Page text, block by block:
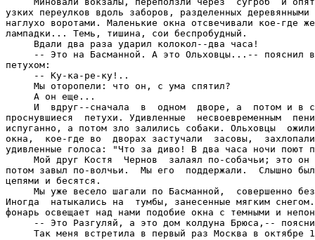
узких переулков вдоль заборов, разделенных
наглухо воротами. Маленькие окна отсвечивали кое-где
лампадки... Темь, тишина, сои беспробудный.
     Вдали два раза ударил колокол--два часа!
-- Это на Басманной. А это Ольховцы...-- пояснил
петухом:
     -- Ку-ка-ре-ку!..
     Мы оторопели: что он, с ума спятил?
     А он еще...
И  вдруг--сначала  в  одном  дворе, а  потом и в
проснувшиеся  петухи. Удивленные  несвоевременным
испуганно, а потом зло залились собаки. Ольховцы
окна,  кое-где во  дворах застучали  засовы,
удивленные голоса: "Что за диво! В два часа ночи поют
Мой друг Костя  Чернов  залаял по-собачьи; это он
потом завыл по-волчьи.  Мы его  поддержали.  Слышно
цепями и бесятся.
Мы уже весело шагали по Басманной,  совершенно
Иногда  натыкались на  тумбы, занесенные мягким
фонарь освещает над нами подобие окна с темными и
-- Это Разгуляй, а это дом колдуна Брюса,--
Так меня встретила в первый раз Москва в октябре